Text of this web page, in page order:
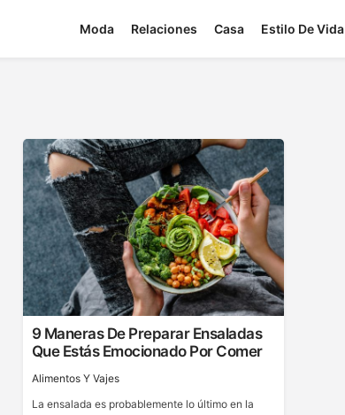
Moda Relaciones Casa Estilo De Vida
9 Maneras De Preparar Ensaladas
Que Estás Emocionado Por Comer
Alimentos Y Vajes
La ensalada es probablemente lo último en la